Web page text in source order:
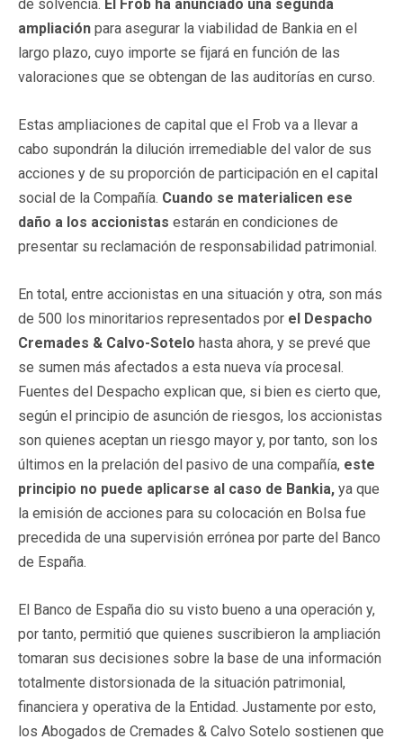
de solvencia. El Frob ha anunciado una segunda
ampliación para asegurar la viabilidad de Bankia en el
largo plazo, cuyo importe se fijará en función de las
valoraciones que se obtengan de las auditorías en curso.
Estas ampliaciones de capital que el Frob va a llevar a
cabo supondrán la dilución irremediable del valor de sus
acciones y de su proporción de participación en el capital
social de la Compañía. Cuando se materialicen ese
daño a los accionistas estarán en condiciones de
presentar su reclamación de responsabilidad patrimonial.
En total, entre accionistas en una situación y otra, son más
de 500 los minoritarios representados por el Despacho
Cremades & Calvo-Sotelo hasta ahora, y se prevé que
se sumen más afectados a esta nueva vía procesal.
Fuentes del Despacho explican que, si bien es cierto que,
según el principio de asunción de riesgos, los accionistas
son quienes aceptan un riesgo mayor y, por tanto, son los
últimos en la prelación del pasivo de una compañía, este
principio no puede aplicarse al caso de Bankia, ya que
la emisión de acciones para su colocación en Bolsa fue
precedida de una supervisión errónea por parte del Banco
de España.
El Banco de España dio su visto bueno a una operación y,
por tanto, permitió que quienes suscribieron la ampliación
tomaran sus decisiones sobre la base de una información
totalmente distorsionada de la situación patrimonial,
financiera y operativa de la Entidad. Justamente por esto,
los Abogados de Cremades & Calvo Sotelo sostienen que